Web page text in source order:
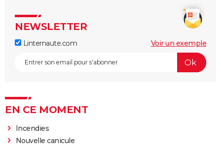
NEWSLETTER
Linternaute.com Voir un exemple
EN CE MOMENT
Incendies
Nouvelle canicule